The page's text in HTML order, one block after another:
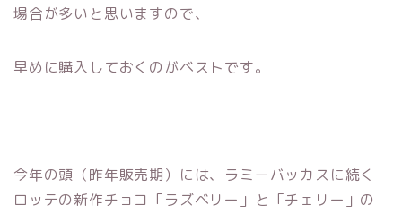
場合が多いと思いますので、
早めに購入しておくのがベストです。
今年の頭（昨年販売期）には、ラミーバッカスに続く
ロッテの新作チョコ「ラズベリー」と「チェリー」の